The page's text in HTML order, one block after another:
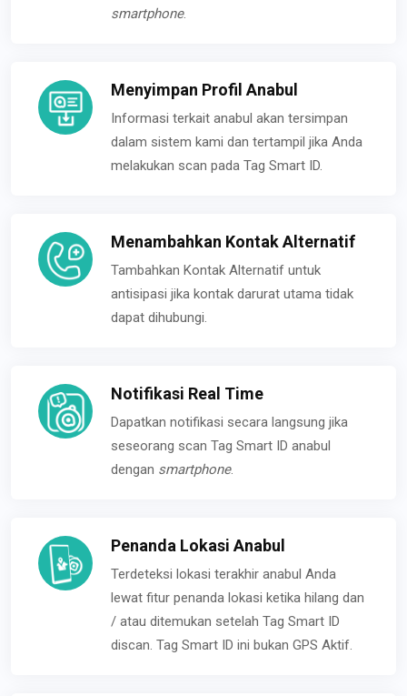
smartphone.
Menyimpan Profil Anabul
Informasi terkait anabul akan tersimpan
dalam sistem kami dan tertampil jika Anda
melakukan scan pada Tag Smart ID.
Menambahkan Kontak Alternatif
Tambahkan Kontak Alternatif untuk
antisipasi jika kontak darurat utama tidak
dapat dihubungi.
Notifikasi Real Time
Dapatkan notifikasi secara langsung jika
seseorang scan Tag Smart ID anabul
dengan smartphone.
Penanda Lokasi Anabul
Terdeteksi lokasi terakhir anabul Anda
lewat fitur penanda lokasi ketika hilang dan
/ atau ditemukan setelah Tag Smart ID
discan. Tag Smart ID ini bukan GPS Aktif.